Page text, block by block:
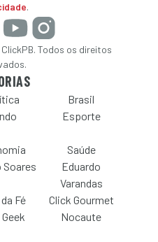
.
Todos os direitos
Brasil
Esporte
Saúde
Soares
Eduardo
Varandas
Fé
Click Gourmet
Nocaute